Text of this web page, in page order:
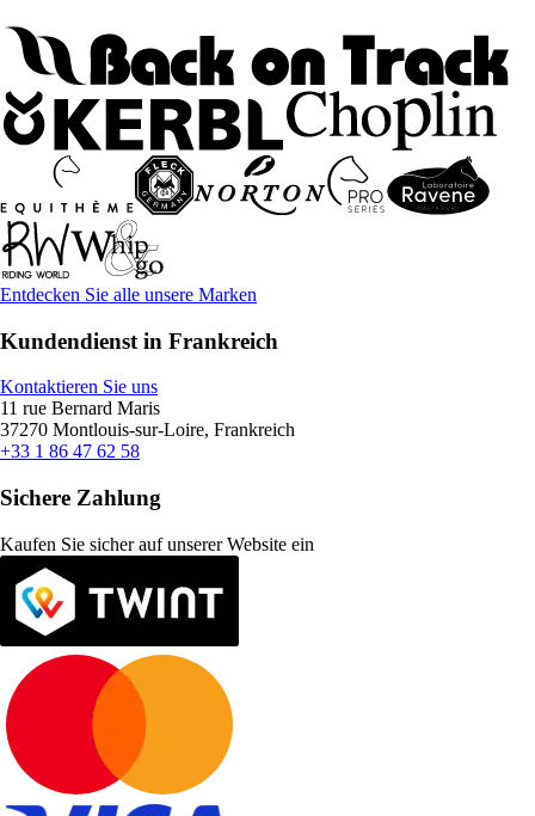
Entdecken Sie alle unsere Marken
Kundendienst in Frankreich
Kontaktieren Sie uns
11 rue Bernard Maris
37270 Montlouis-sur-Loire, Frankreich
+33 1 86 47 62 58
Sichere Zahlung
Kaufen Sie sicher auf unserer Website ein